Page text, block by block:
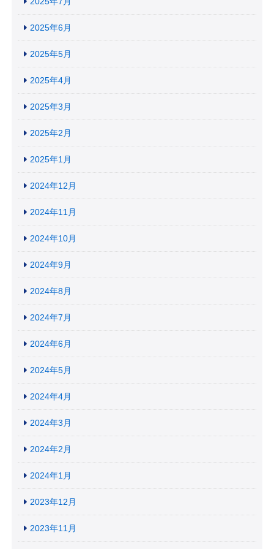
2025年6月
2025年5月
2025年4月
2025年3月
2025年2月
2025年1月
2024年12月
2024年11月
2024年10月
2024年9月
2024年8月
2024年7月
2024年6月
2024年5月
2024年4月
2024年3月
2024年2月
2024年1月
2023年12月
2023年11月